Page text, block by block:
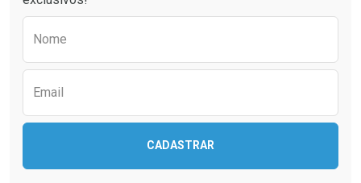
Comprar sem Desconto
Por R$ 35,99/cada
Comprar sem Desconto
Nome
Email
CADASTRAR